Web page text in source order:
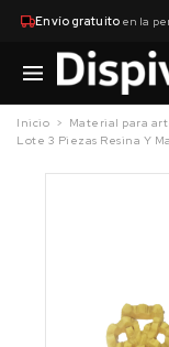
Envío gratuitoen la
Inicio Material para
Lote 3 Piezas Resina Y